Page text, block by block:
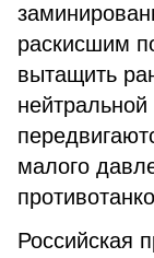
раскисшим
вытащить
малого
Российская